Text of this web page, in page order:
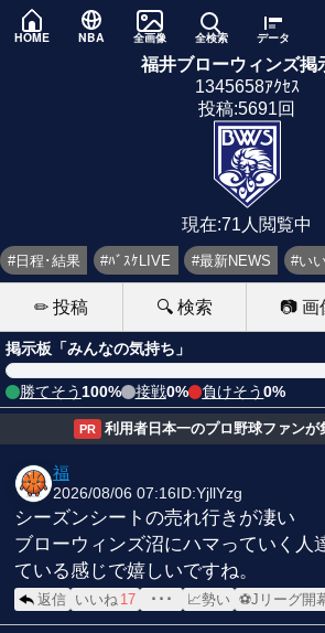
HOME NBA 全画像 全検索 データ
福井ブローウィンズ掲
1345658ｱｸｾｽ
投稿:5691回
現在:71人閲覧中
#日程･結果 #ﾊﾞｽｹLIVE #最新NEWS #い
✏ 投稿 🔍 検索 📷 画
掲示板「みんなの気持ち」
勝てそう100% 接戦0% 負けそう0%
PR 利用者日本一のプロ野球ファンが
福
2026/08/06 07:16 ID:YjllYzg
シーズンシートの売れ行きが凄い
ブローウィンズ沼にハマっていく人
ている感じで嬉しいですね。
返信 いいね 17 ･･･ 📈勢い ⚽Jリーグ開